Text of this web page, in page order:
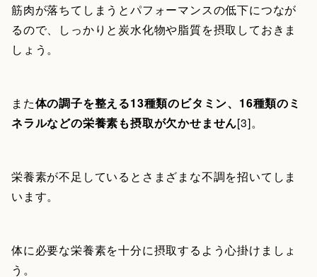
筋肉が落ちてしまうとパフォーマンスの低下につなが
るので、しっかりと炭水化物や脂質を摂取しておきま
しょう。
また体の調子を整える13種類のビタミン、16種類のミ
ネラルなどの栄養素も摂取が欠かせません[3]。
栄養素が不足しているとさまざまな不調を招いてしま
います。
体に必要な栄養素を十分に摂取するよう心掛けましょ
う。